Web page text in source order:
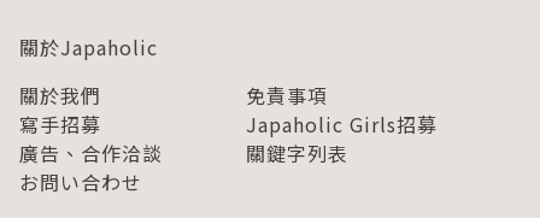
關於Japaholic
關於我們
免責事項
寫手招募
Japaholic Girls招募
廣告、合作洽談
關鍵字列表
お問い合わせ